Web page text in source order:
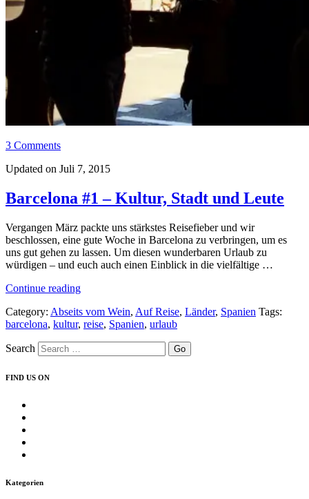
3 Comments
Updated on Juli 7, 2015
Barcelona #1 – Kultur, Stadt und Leute
Vergangen März packte uns stärkstes Reisefieber und wir
beschlossen, eine gute Woche in Barcelona zu verbringen, um es
uns gut gehen zu lassen. Um diesen wunderbaren Urlaub zu
würdigen – und euch auch einen Einblick in die vielfältige …
Continue reading„Barcelona
–
Kultur,
Category: Abseits vom Wein, Auf Reise, Länder, Spanien Tags:
barcelona, kultur, reise, Spanien, urlaub
Search
FIND US ON
anzeigen
Instagram
auf
UCHEzoa4kYDNenjlP_C_gKIg
Kategorien